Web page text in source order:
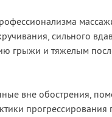
сильного
грыжи и тяжелым
вне обострения,
прогрессирования